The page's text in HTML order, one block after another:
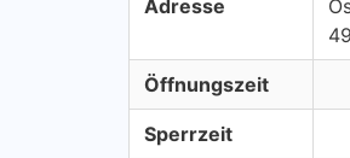
Adresse
Öffnungszeit
Sperrzeit